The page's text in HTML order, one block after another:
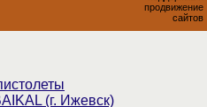
продвижение
сайтов
(г. Ижевск)